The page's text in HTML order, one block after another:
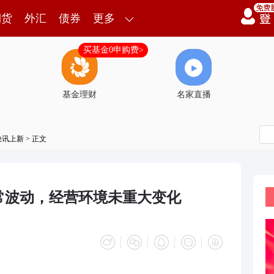
外汇 债券 更多
基金理财
买基金0申购费>
名家直播
讯上新 > 正文
动，经营环境未重大变化